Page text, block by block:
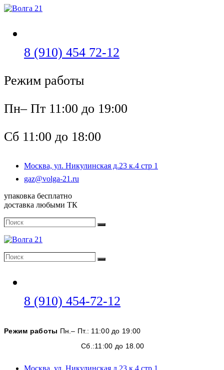
Перейти
8 (910) 454 72-12
Режим работы
Пн– Пт 11:00 до 19:00
Сб 11:00 до 18:00
Москва, ул. Никулинская д.23 к.4 стр 1
gaz@volga-21.ru
упаковка бесплатно
доставка любыми ТК
Поиск
Поиск
Поиск
Поиск
8 (910) 454-72-12
вашем
приложении
Режим работы Пн.– Пт.: 11:00 до 19:00
Сб.:11:00 до 18.00
Москва, ул. Никулинская д.23 к.4 стр.1